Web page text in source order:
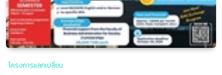
โครงการแลกเปลี่ยน